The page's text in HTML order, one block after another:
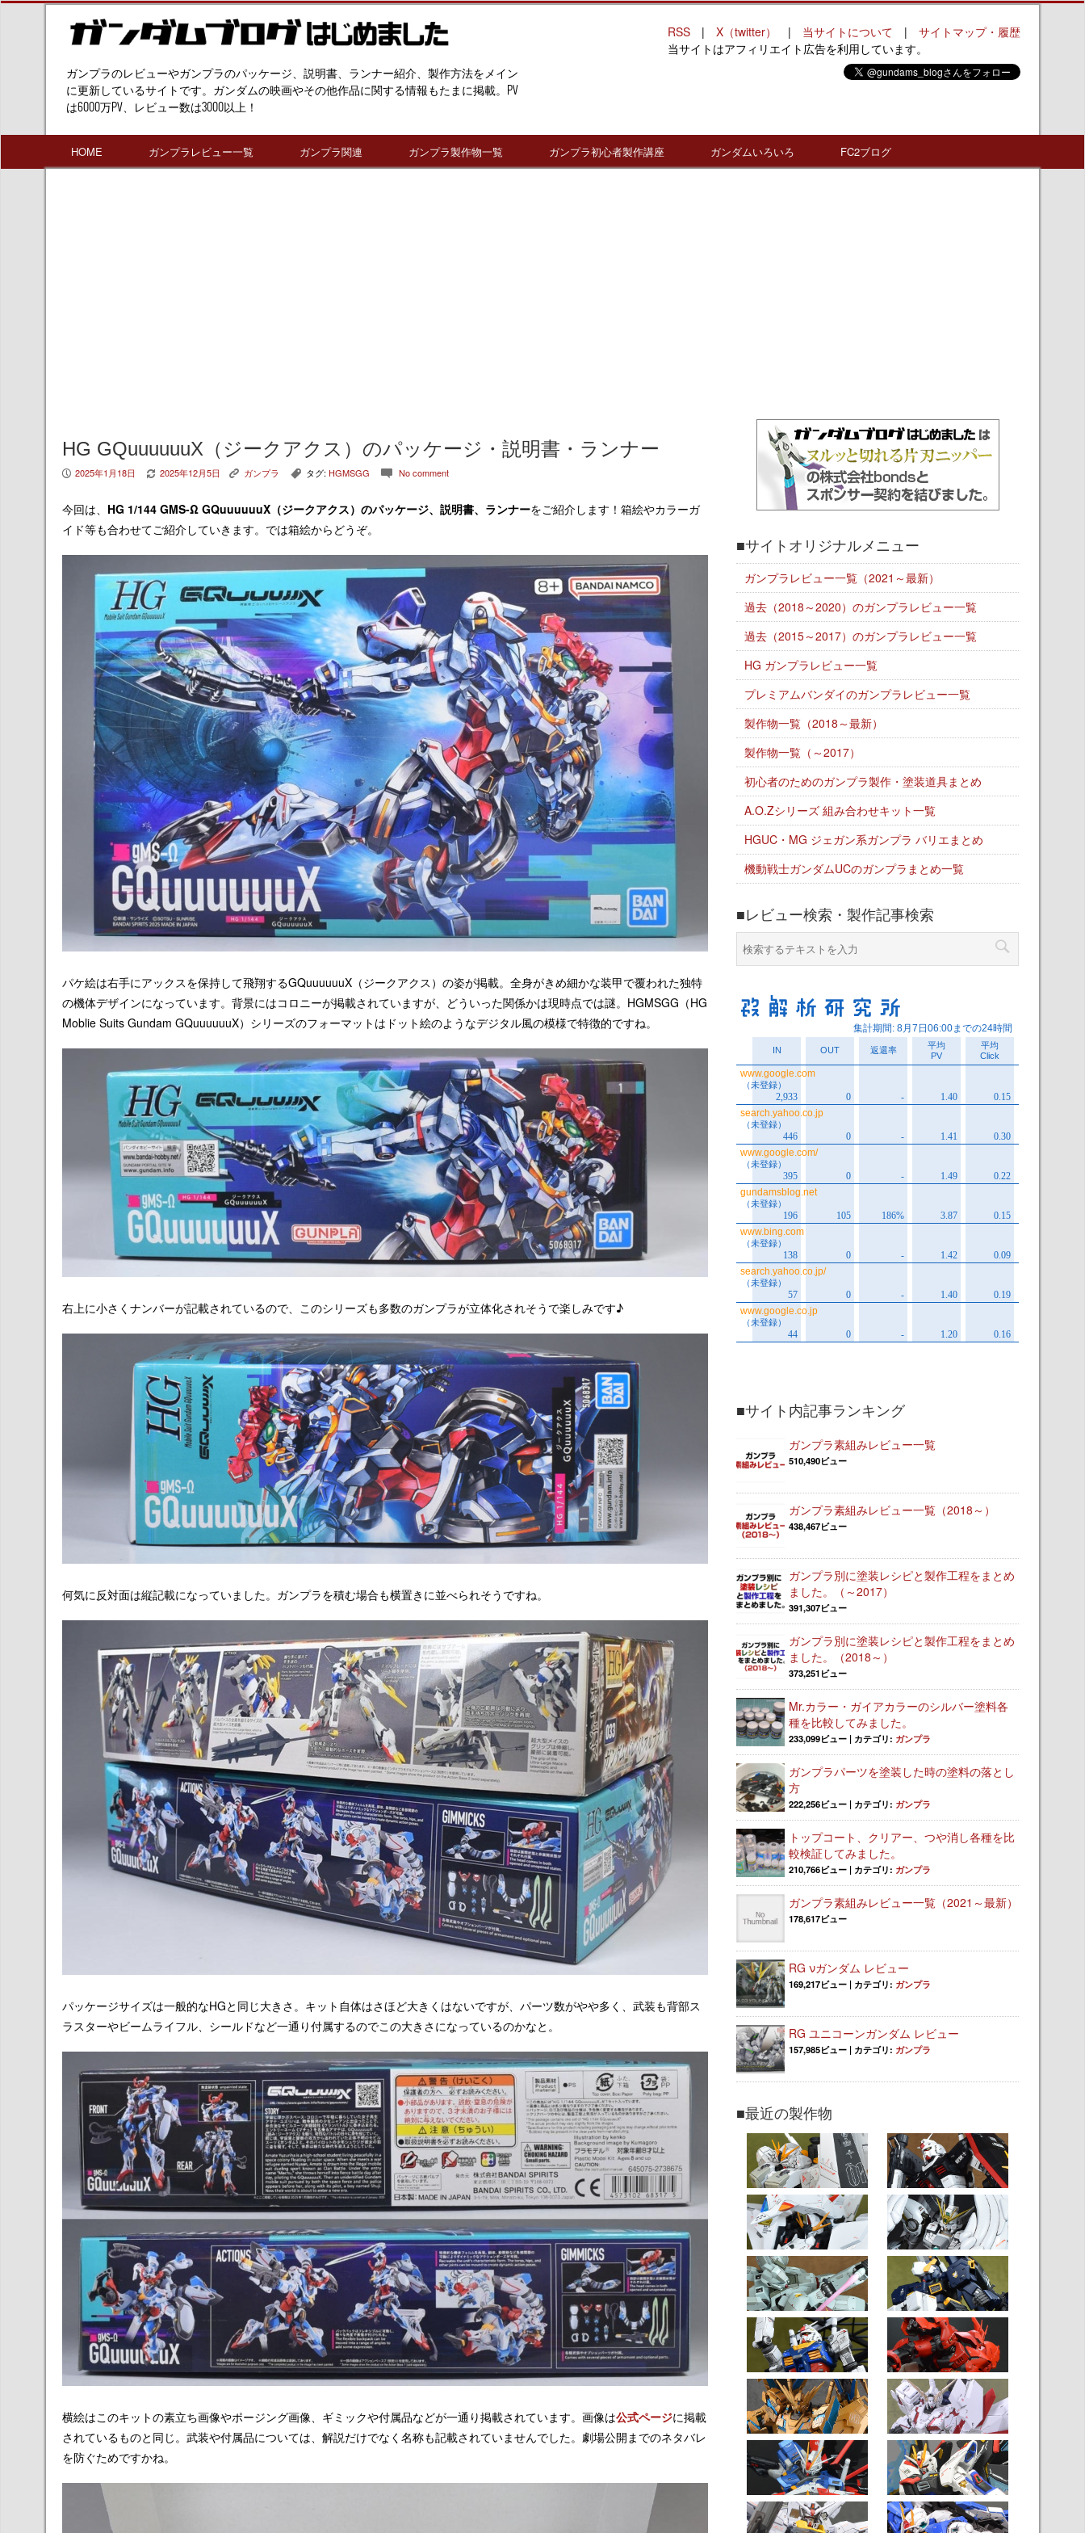
ガンプラのレビューやガンプラのパッケージ、説明書、ランナー紹介、製作方法をメイン
に更新しているサイトです。ガンダムの映画やその他作品に関する情報もたまに掲載。PV
は6000万PV、レビュー数は3000以上！
RSS | X（twitter） | 当サイトについて | サイトマップ・履歴
当サイトはアフィリエイト広告を利用しています。
HOME ガンプラレビュー一覧 ガンプラ関連 ガンプラ製作物一覧 ガンプラ初心者製作講座 ガンダムいろいろ FC2ブログ
HG GQuuuuuuX（ジークアクス）のパッケージ・説明書・ランナー
P 2025年1月18日 V 2025年12月5日 K ガンプラ , タグ: HGMSGG c No comment
今回は、 HG 1/144 GMS-Ω GQuuuuuuX（ジークアクス） のパッケージ、説明書、ランナーをご紹介します！箱絵やカラーガ
イド等も合わせてご紹介していきます。では箱絵からどうぞ。
パケ絵は右手にアックスを保持して飛翔するGQuuuuuuX（ジークアクス）の姿が掲載。全身がきめ細かな装甲で覆われた独特
の機体デザインになっています。背景にはコロニーが掲載されていますが、どういった関係かは現時点では謎。HGMSGG（HG
Moblie Suits Gundam GQuuuuuuX）シリーズのフォーマットはドット絵のようなデジタル風の模様で特徴的ですね。
右上に小さくナンバーが記載されているので、このシリーズも多数のガンプラが立体化されそうで楽しみです♪
何気に反対面は縦記載になっていました。ガンプラを積む場合も横置きに並べられそうですね。
パッケージサイズは一般的なHGと同じ大きさ。キット自体はさほど大きくはないですが、パーツ数がやや多く、武装も背部ス
ラスターやビームライフル、シールドなど一通り付属するのでこの大きさになっているのかなと。
横絵はこのキットの素立ち画像やポージング画像、ギミックや付属品などが一通り掲載されています。画像は公式ページに掲載
されているものと同じ。武装や付属品については、解説だけでなく名称も記載されていませんでした。劇場公開までのネタバレ
を防ぐためですかね。
■サイトオリジナルメニュー
ガンプラレビュー一覧（2021～最新）
過去（2018～2020）のガンプラレビュー一覧
過去（2015～2017）のガンプラレビュー一覧
HG ガンプラレビュー一覧
プレミアムバンダイのガンプラレビュー一覧
製作物一覧（2018～最新）
製作物一覧（～2017）
初心者のためのガンプラ製作・塗装道具まとめ
A.O.Zシリーズ 組み合わせキット一覧
HGUC・MG ジェガン系ガンプラ バリエまとめ
機動戦士ガンダムUCのガンプラまとめ一覧
■レビュー検索・製作記事検索
■サイト内記事ランキング
ガンプラ素組みレビュー一覧
510,490ビュー
ガンプラ素組みレビュー一覧（2018～）
438,467ビュー
ガンプラ別に塗装レシピと製作工程をまとめ
ました。（～2017）
391,307ビュー
ガンプラ別に塗装レシピと製作工程をまとめ
ました。（2018～）
373,251ビュー
Mr.カラー・ガイアカラーのシルバー塗料各
種を比較してみました。
233,099ビュー | カテゴリ: ガンプラ
ガンプラパーツを塗装した時の塗料の落とし
方
222,256ビュー | カテゴリ: ガンプラ
トップコート、クリアー、つや消し各種を比
較検証してみました。
210,766ビュー | カテゴリ: ガンプラ
ガンプラ素組みレビュー一覧（2021～最新）
178,617ビュー
RG νガンダム レビュー
169,217ビュー | カテゴリ: ガンプラ
RG ユニコーンガンダム レビュー
157,985ビュー | カテゴリ: ガンプラ
■最近の製作物